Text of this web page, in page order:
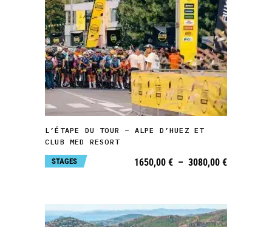
CHOIX DES OPTIONS
Ce
produit
a
plusieurs
variations.
Les
peuvent
sur
L’ÉTAPE DU TOUR – ALPE D’HUEZ ET
CLUB MED RESORT
1650,00 € – 3080,00 €Plage
3080,00 €
STAGES